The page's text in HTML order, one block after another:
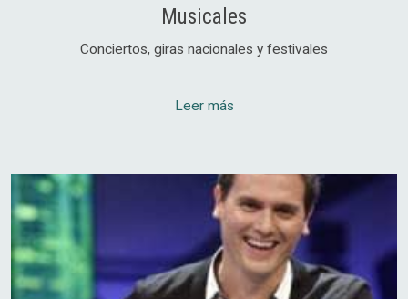
Musicales
Conciertos, giras nacionales y festivales
Leer más